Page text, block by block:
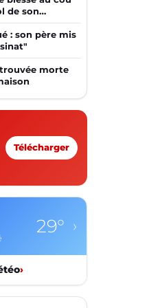
de son
: son père mis
morte
Télécharger
29° ›
›